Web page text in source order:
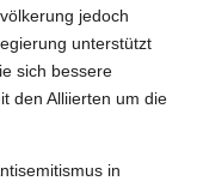
jedoch
unterstützt
sich bessere
den Alliierten um die
in